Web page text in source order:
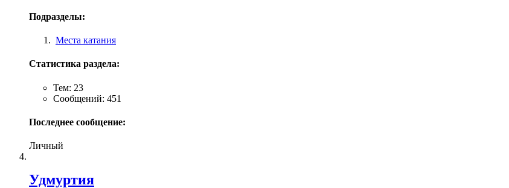
Подразделы:
Места катания
Статистика раздела:
Тем: 23
Сообщений: 451
Последнее сообщение:
Личный
Удмуртия